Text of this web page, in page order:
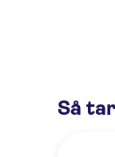
Så